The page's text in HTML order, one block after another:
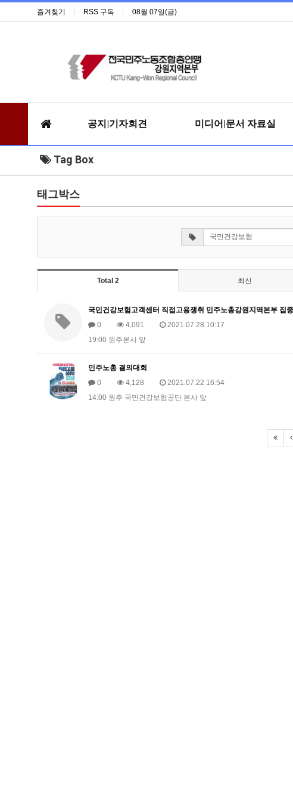
즐겨찾기 RSS 구독 08월 07일(금)
공지|기자회견 미디어|문서 자료실
Tag Box
태그박스
Total 2 최신
국민건강보험고객센터 직접고용쟁취 민주노총강원지역본부 집중
0
4,091
2021.07.28 10:17
19:00 원주본사 앞
민주노총 결의대회
0
4,128
2021.07.22 16:54
14:00 원주 국민건강보험공단 본사 앞